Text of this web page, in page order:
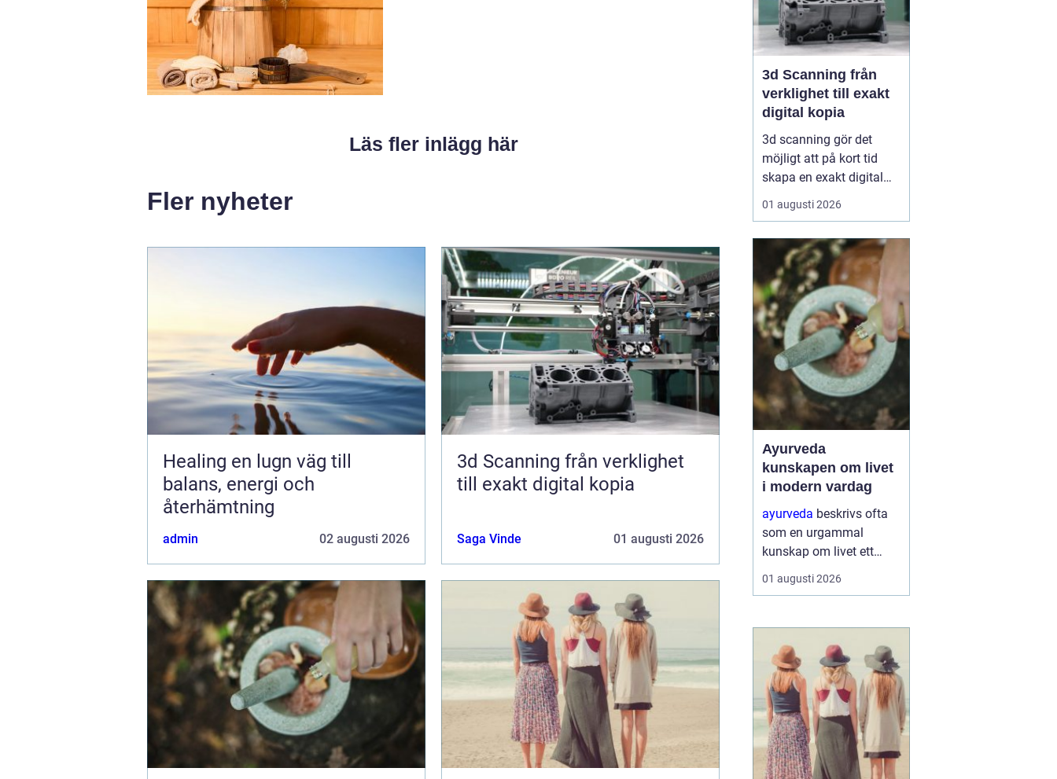
Läs fler inlägg här
Fler nyheter
Healing en lugn väg till
balans, energi och
återhämtning
admin 02 augusti 2026
3d Scanning från verklighet
till exakt digital kopia
Saga Vinde 01 augusti 2026
3d Scanning från
verklighet till exakt
digital kopia
3d scanning gör det
möjligt att på kort tid
skapa en exakt digital
kopia av nästan vad
som helst: en liten detalj,
eller en hel fabrik.
Tekniken används i dag
inom industri, bygg,
fastigheter, kulturarv och
infrastruktur för at...
01 augusti 2026
Ayurveda
kunskapen om livet
i modern vardag
ayurveda beskrivs ofta
som en urgammal
kunskap om livet ett
praktiskt system för
hälsa som förenar kropp,
stället för att enbart
fokusera på symptom
försöker ayurvedan
förstå varf...
01 augusti 2026